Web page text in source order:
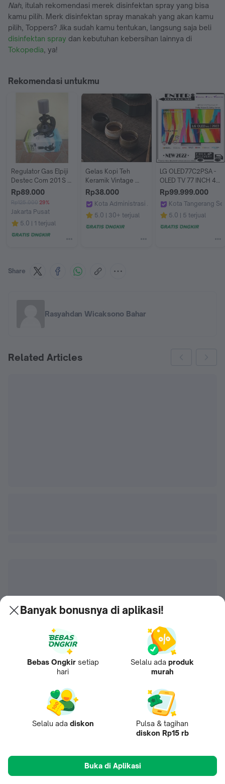
Nah, itulah rekomendasi merek disinfektan spray yang bisa
kamu pilih. Merk disinfektan spray manakah yang akan kamu
pilih, Toppers? Jika sudah kamu tentukan, langsung saja beli
disinfektan spray dan kebutuhan kebersihan lainnya di
Tokopedia, ya!
Rekomendasi untukmu
Regulator Gas Elpiji
Destec Com 201 S /
Destec 201S - Pack
Bubble
Rp89.000
Rp125.000 29%
Jakarta Pusat
happypricemart
5.0 1 terjual
Gelas Kopi Teh
Keramik Vintage
Japanese Style Tea
Cup 80 ml
Rp38.000
Kota Administrasi Jakarta Barat
Viv Coffee
5.0 30+ terjual
LG OLED77C2PSA -
OLED TV 77 INCH 4K
DOLBYVISION
ATMOS OLED77C2
77C2PSA
Rp99.999.000
Kota Tangerang
Enter Electronic
5.0 5 terjual
Share
Rasyahdan Wicaksono Bahar
Related Articles
Banyak bonusnya di aplikasi!
Bebas Ongkir setiap
hari
Selalu ada produk
murah
Selalu ada diskon
Pulsa & tagihan
diskon Rp15 rb
Buka di Aplikasi